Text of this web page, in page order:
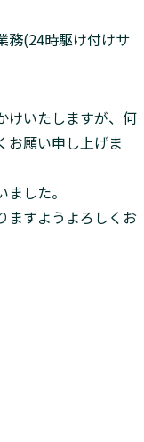
(24時駆け付けサ
けいたしますが、何
お願い申し上げま
した。
ますようよろしくお